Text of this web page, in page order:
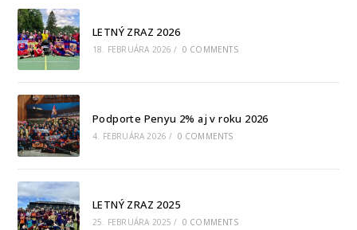
LETNÝ ZRAZ 2026
18. FEBRUÁRA 2026 / 0 COMMENTS
Podporte Penyu 2% aj v roku 2026
4. FEBRUÁRA 2026 / 0 COMMENTS
LETNÝ ZRAZ 2025
25. FEBRUÁRA 2025 / 0 COMMENTS